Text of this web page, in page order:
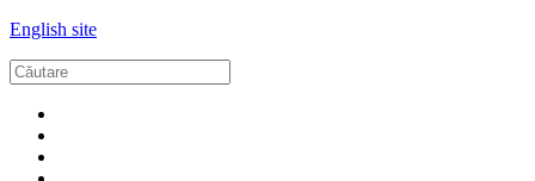
English site